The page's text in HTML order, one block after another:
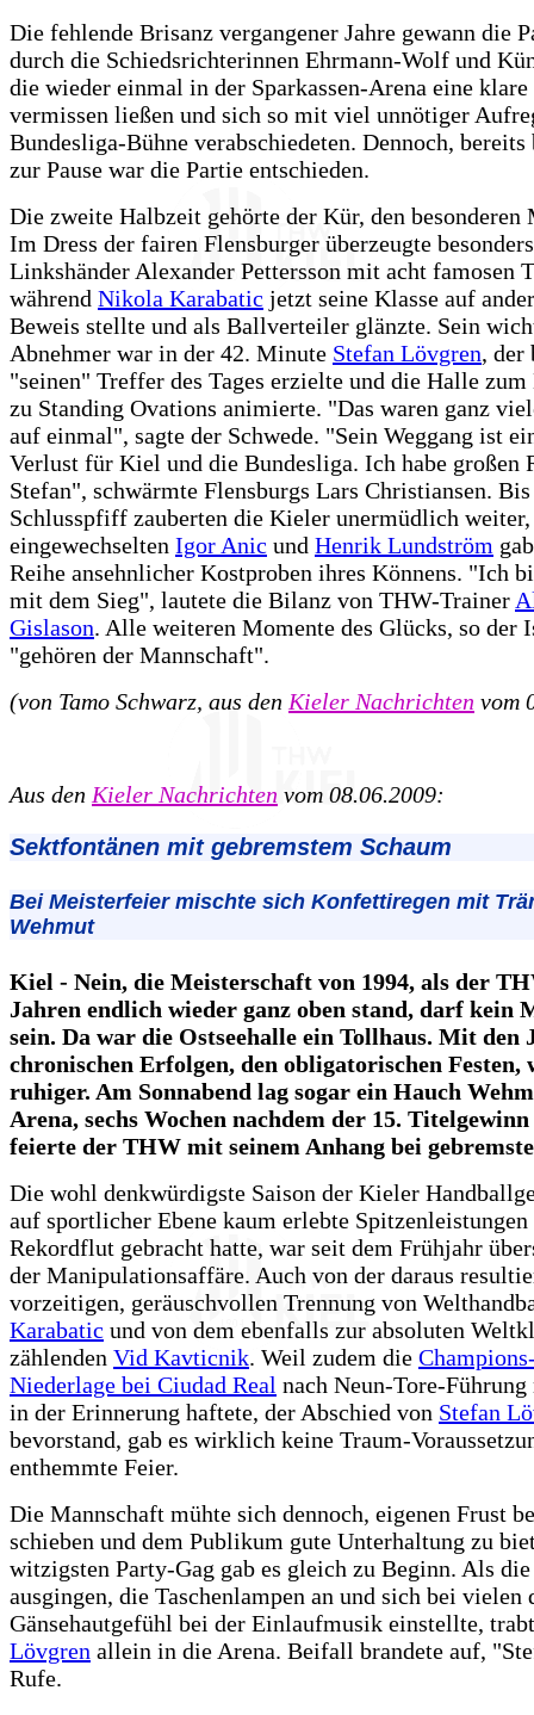
Die fehlende Brisanz vergangener Jahre gewann die
durch die Schiedsrichterinnen Ehrmann-Wolf und
die wieder einmal in der Sparkassen-Arena eine
vermissen ließen und sich so mit viel unnötiger
Bundesliga-Bühne verabschiedeten. Dennoch,
zur Pause war die Partie entschieden.
Die zweite Halbzeit gehörte der Kür, den besonderen
Im Dress der fairen Flensburger überzeugte besonders
Linkshänder Alexander Pettersson mit acht famosen
während Nikola Karabatic jetzt seine Klasse auf
Beweis stellte und als Ballverteiler glänzte. Sein
Abnehmer war in der 42. Minute Stefan Lövgren, der
"seinen" Treffer des Tages erzielte und die Halle zum
zu Standing Ovations animierte. "Das waren ganz
auf einmal", sagte der Schwede. "Sein Weggang ist
Verlust für Kiel und die Bundesliga. Ich habe großen
Stefan", schwärmte Flensburgs Lars Christiansen.
Schlusspfiff zauberten die Kieler unermüdlich weiter,
eingewechselten Igor Anic und Henrik Lundström
Reihe ansehnlicher Kostproben ihres Könnens. "Ich
mit dem Sieg", lautete die Bilanz von THW-Trainer
Gislason. Alle weiteren Momente des Glücks, so der
"gehören der Mannschaft".
(von Tamo Schwarz, aus den Kieler Nachrichten vom
Aus den Kieler Nachrichten vom 08.06.2009:
Sektfontänen mit gebremstem Schaum
Bei Meisterfeier mischte sich Konfettiregen mit
Wehmut
Kiel - Nein, die Meisterschaft von 1994, als der
Jahren endlich wieder ganz oben stand, darf kein
sein. Da war die Ostseehalle ein Tollhaus. Mit den
chronischen Erfolgen, den obligatorischen Festen,
ruhiger. Am Sonnabend lag sogar ein Hauch
Arena, sechs Wochen nachdem der 15.
feierte der THW mit seinem Anhang bei
Die wohl denkwürdigste Saison der Kieler
auf sportlicher Ebene kaum erlebte
Rekordflut gebracht hatte, war seit dem Frühjahr
der Manipulationsaffäre. Auch von der daraus
vorzeitigen, geräuschvollen Trennung von
Karabatic und von dem ebenfalls zur absoluten
zählenden Vid Kavticnik. Weil zudem die
Niederlage bei Ciudad Real nach Neun-Tore-
in der Erinnerung haftete, der Abschied von Stefan
bevorstand, gab es wirklich keine Traum-
enthemmte Feier.
Die Mannschaft mühte sich dennoch, eigenen Frust
schieben und dem Publikum gute Unterhaltung zu
witzigsten Party-Gag gab es gleich zu Beginn. Als
ausgingen, die Taschenlampen an und sich bei vielen
Gänsehautgefühl bei der Einlaufmusik einstellte,
Lövgren allein in die Arena. Beifall brandete auf,
Rufe.